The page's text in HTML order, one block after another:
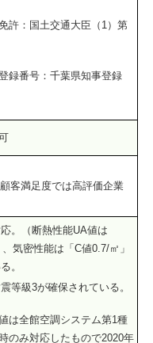
許：国土交通大臣（1）第
録番号：千葉県知事登録
客満足度では高評価企業
。（断熱性能UA値は
気密性能は「C値0.7/㎡」
。
等級3が確保されている。
は全館空調システム第1種
のみ対応したもので2020年